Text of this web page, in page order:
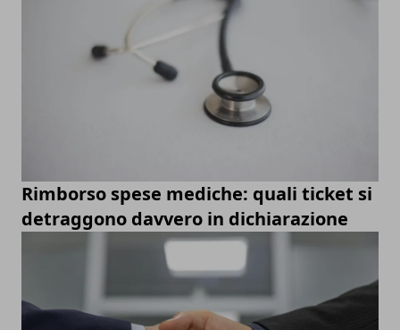
Rimborso spese mediche: quali ticket si
detraggono davvero in dichiarazione